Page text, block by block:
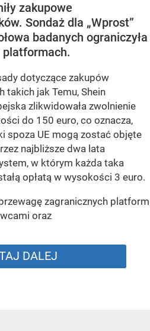
zakupowe
Sondaż dla „Wprost”
badanych ograniczyła
dotyczące zakupów
takich jak Temu, Shein
zlikwidowała zwolnienie
do 150 euro, co oznacza,
spoza UE mogą zostać objęte
najbliższe dwa lata
w którym każda taka
opłatą w wysokości 3 euro.
zagranicznych platform
oraz
DALEJ